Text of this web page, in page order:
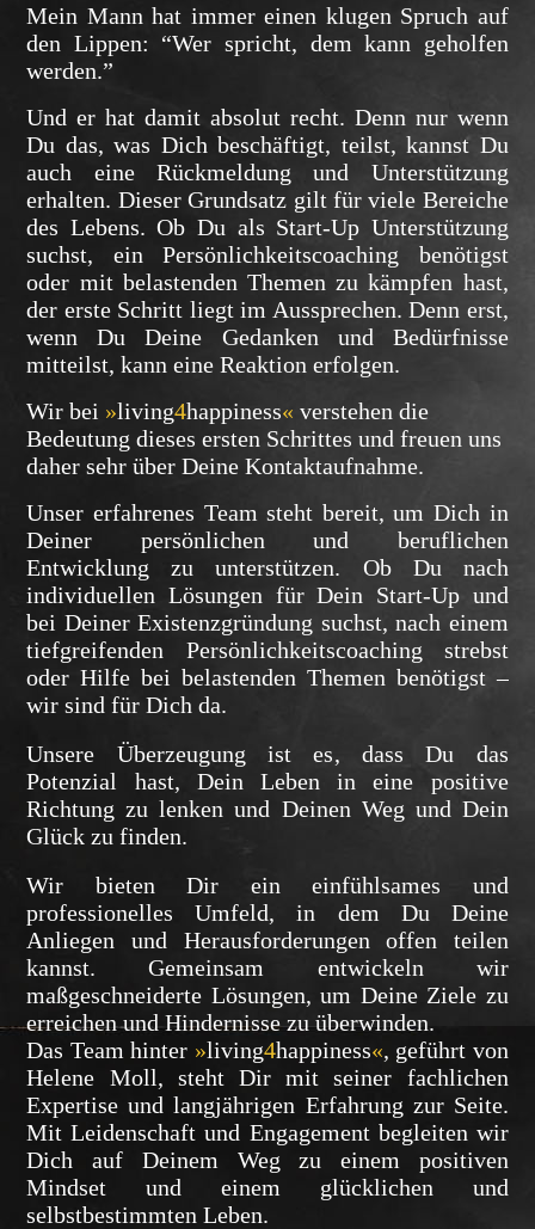
Mein Mann hat immer einen klugen Spruch auf
den Lippen: “Wer spricht, dem kann geholfen
werden.”
Und er hat damit absolut recht. Denn nur wenn
Du das, was Dich beschäftigt, teilst, kannst Du
auch eine Rückmeldung und Unterstützung
erhalten. Dieser Grundsatz gilt für viele Bereiche
des Lebens. Ob Du als Start-Up Unterstützung
suchst, ein Persönlichkeitscoaching benötigst
oder mit belastenden Themen zu kämpfen hast,
der erste Schritt liegt im Aussprechen. Denn erst,
wenn Du Deine Gedanken und Bedürfnisse
mitteilst, kann eine Reaktion erfolgen.
Wir bei »living4happiness« verstehen die
Bedeutung dieses ersten Schrittes und freuen uns
daher sehr über Deine Kontaktaufnahme.
Unser erfahrenes Team steht bereit, um Dich in
Deiner persönlichen und beruflichen
Entwicklung zu unterstützen. Ob Du nach
individuellen Lösungen für Dein Start-Up und
bei Deiner Existenzgründung suchst, nach einem
tiefgreifenden Persönlichkeitscoaching strebst
oder Hilfe bei belastenden Themen benötigst –
wir sind für Dich da.
Unsere Überzeugung ist es, dass Du das
Potenzial hast, Dein Leben in eine positive
Richtung zu lenken und Deinen Weg und Dein
Glück zu finden.
Wir bieten Dir ein einfühlsames und
professionelles Umfeld, in dem Du Deine
Anliegen und Herausforderungen offen teilen
kannst. Gemeinsam entwickeln wir
maßgeschneiderte Lösungen, um Deine Ziele zu
erreichen und Hindernisse zu überwinden.
Das Team hinter »living4happiness«, geführt von
Helene Moll, steht Dir mit seiner fachlichen
Expertise und langjährigen Erfahrung zur Seite.
Mit Leidenschaft und Engagement begleiten wir
Dich auf Deinem Weg zu einem positiven
Mindset und einem glücklichen und
selbstbestimmten Leben.